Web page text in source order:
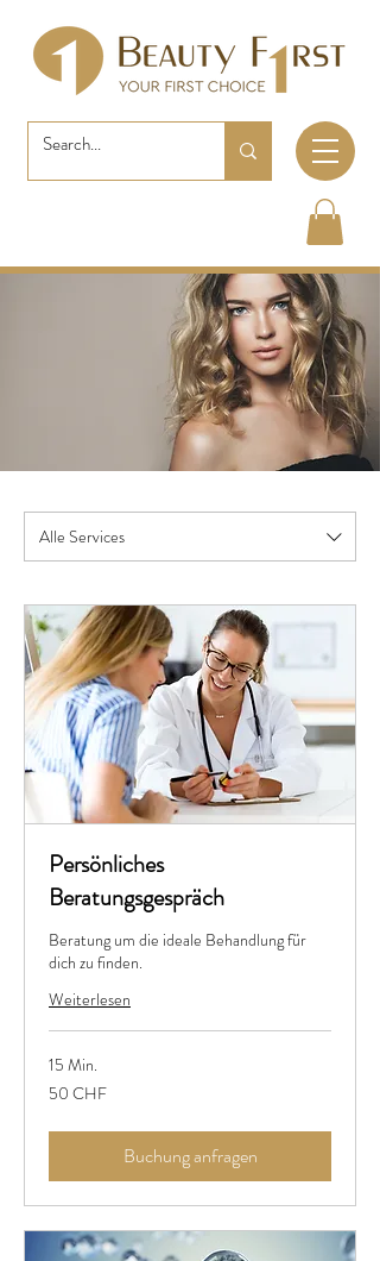
Alle Services
Persönliches
Beratungsgespräch
Beratung um die ideale Behandlung für
dich zu finden.
Weiterlesen
15 Min.
50
Schweizer
50 CHF
Buchung anfragen